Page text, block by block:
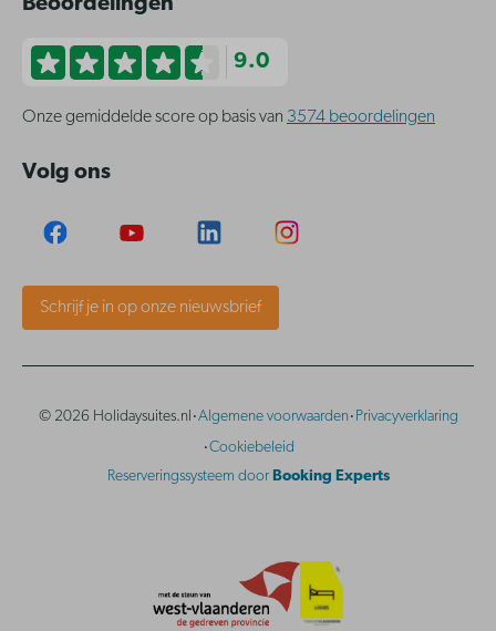
Beoordelingen
9.0
Onze gemiddelde score op basis van 3574 beoordelingen
Volg ons
Schrijf je in op onze nieuwsbrief
© 2026 Holidaysuites.nl ·Algemene voorwaarden· Privacyverklaring
·Cookiebeleid
Reserveringssysteem door Booking Experts